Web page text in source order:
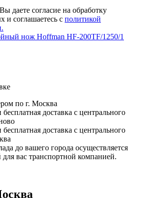
даете согласие на обработку
и соглашаетесь с политикой
по г. Москва
доставка с центрального
доставка с центрального
до вашего города осуществляется
вас транспортной компанией.